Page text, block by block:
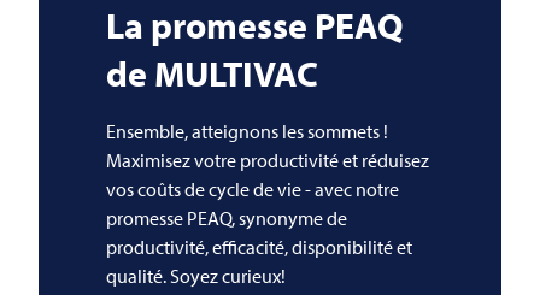
La promesse PEAQ
de MULTIVAC
Ensemble, atteignons les sommets !
Maximisez votre productivité et réduisez
vos coûts de cycle de vie - avec notre
promesse PEAQ, synonyme de
productivité, efficacité, disponibilité et
qualité. Soyez curieux!